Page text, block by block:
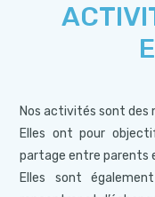
Nos activités sont des
Elles ont pour
partage entre parents
Elles sont